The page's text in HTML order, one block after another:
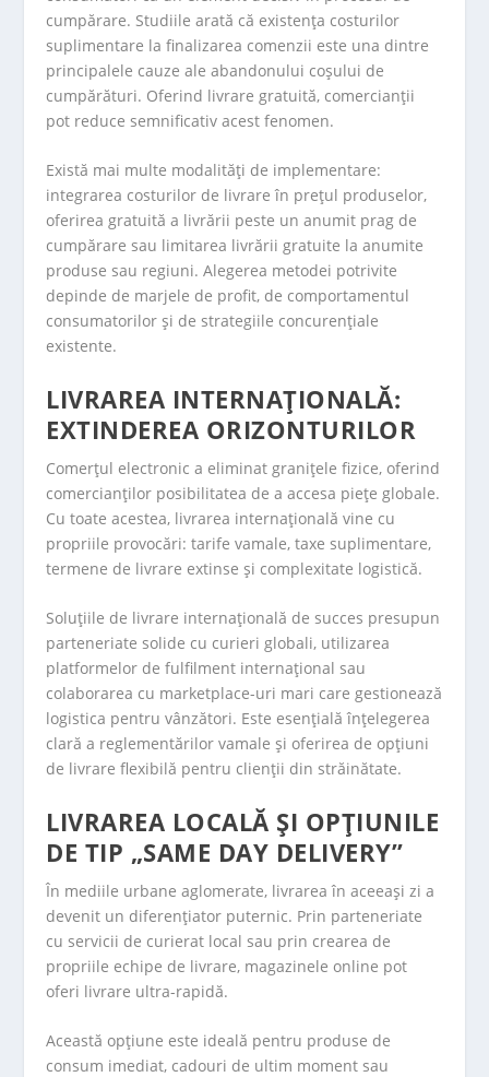
cumpărare. Studiile arată că existența costurilor
suplimentare la finalizarea comenzii este una dintre
principalele cauze ale abandonului coșului de
cumpărături. Oferind livrare gratuită, comercianții
pot reduce semnificativ acest fenomen.
Există mai multe modalități de implementare:
integrarea costurilor de livrare în prețul produselor,
oferirea gratuită a livrării peste un anumit prag de
cumpărare sau limitarea livrării gratuite la anumite
produse sau regiuni. Alegerea metodei potrivite
depinde de marjele de profit, de comportamentul
consumatorilor și de strategiile concurențiale
existente.
LIVRAREA INTERNAȚIONALĂ:
EXTINDEREA ORIZONTURILOR
Comerțul electronic a eliminat granițele fizice, oferind
comercianților posibilitatea de a accesa piețe globale.
Cu toate acestea, livrarea internațională vine cu
propriile provocări: tarife vamale, taxe suplimentare,
termene de livrare extinse și complexitate logistică.
Soluțiile de livrare internațională de succes presupun
parteneriate solide cu curieri globali, utilizarea
platformelor de fulfilment internațional sau
colaborarea cu marketplace-uri mari care gestionează
logistica pentru vânzători. Este esențială înțelegerea
clară a reglementărilor vamale și oferirea de opțiuni
de livrare flexibilă pentru clienții din străinătate.
LIVRAREA LOCALĂ ȘI OPȚIUNILE
DE TIP „SAME DAY DELIVERY”
În mediile urbane aglomerate, livrarea în aceeași zi a
devenit un diferențiator puternic. Prin parteneriate
cu servicii de curierat local sau prin crearea de
propriile echipe de livrare, magazinele online pot
oferi livrare ultra-rapidă.
Această opțiune este ideală pentru produse de
consum imediat, cadouri de ultim moment sau